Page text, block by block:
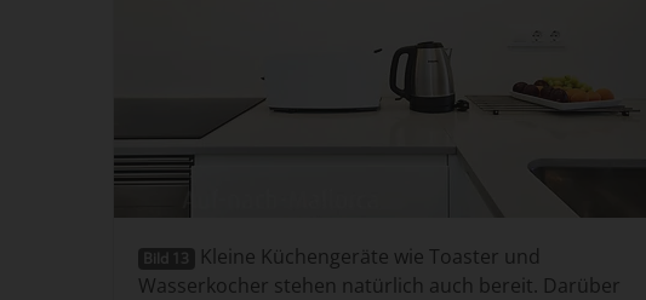
Bild 13
Kleine Küchengeräte wie Toaster und
Wasserkocher stehen natürlich auch bereit. Darüber